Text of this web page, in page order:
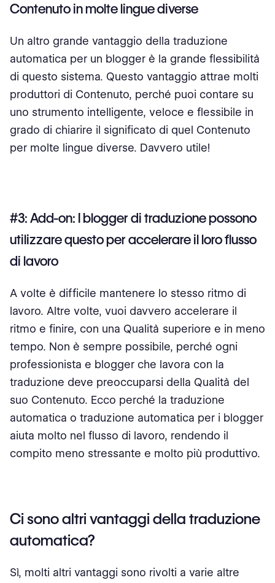
Contenuto in molte lingue diverse
Un altro grande vantaggio della traduzione
automatica per un blogger è la grande flessibilità
di questo sistema. Questo vantaggio attrae molti
produttori di Contenuto, perché puoi contare su
uno strumento intelligente, veloce e flessibile in
grado di chiarire il significato di quel Contenuto
per molte lingue diverse. Davvero utile!
#3: Add-on: I blogger di traduzione possono
utilizzare questo per accelerare il loro flusso
di lavoro
A volte è difficile mantenere lo stesso ritmo di
lavoro. Altre volte, vuoi davvero accelerare il
ritmo e finire, con una Qualità superiore e in meno
tempo. Non è sempre possibile, perché ogni
professionista e blogger che lavora con la
traduzione deve preoccuparsi della Qualità del
suo Contenuto. Ecco perché la traduzione
automatica o traduzione automatica per i blogger
aiuta molto nel flusso di lavoro, rendendo il
compito meno stressante e molto più produttivo.
Ci sono altri vantaggi della traduzione
automatica?
Sì, molti altri vantaggi sono rivolti a varie altre